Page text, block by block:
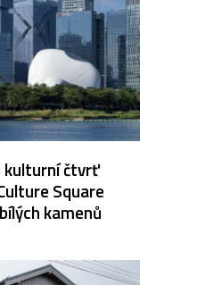
kulturní čtvrť
Square
kamenů